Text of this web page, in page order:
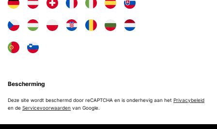
Bescherming
Deze site wordt beschermd door reCAPTCHA en is onderhevig aan het Privacybeleid
en de Servicevoorwaarden van Google.